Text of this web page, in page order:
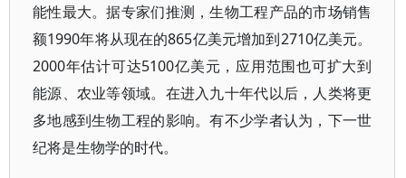
能性最大。据专家们推测，生物工程产品的市场销售
额1990年将从现在的865亿美元增加到2710亿美元。
2000年估计可达5100亿美元，应用范围也可扩大到
能源、农业等领域。在进入九十年代以后，人类将更
多地感到生物工程的影响。有不少学者认为，下一世
纪将是生物学的时代。